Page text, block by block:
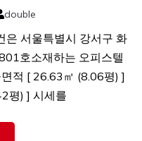
double
서울특별시 강서구 화
호소재하는 오피스텔
적 [ 26.63㎡ (8.06평) ]
평) ] 시세를